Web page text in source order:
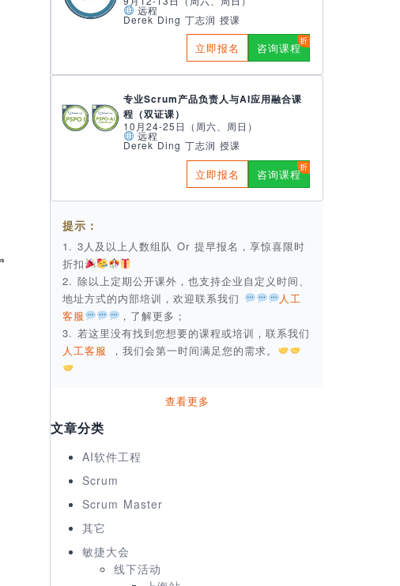
远程
Derek Ding 丁志润 授课
立即报名 咨询课程
专业Scrum产品负责人与AI应用融合课
程（双证课）
10月24-25日（周六、周日）
远程
Derek Ding 丁志润 授课
立即报名 咨询课程
提示：
1. 3人及以上人数组队 Or 提早报名，享惊喜限时
折扣
2. 除以上定期公开课外，也支持企业自定义时间、
地址方式的内部培训，欢迎联系我们
人工
客服
，了解更多；
3. 若这里没有找到您想要的课程或培训，联系我们
人工客服
，我们会第一时间满足您的需求。
查看更多
文章分类
AI软件工程
Scrum
Scrum Master
其它
敏捷大会
线下活动